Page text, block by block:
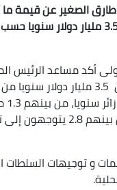
الصغير عن قيمة ما
الجزائريون من أجل عطلهم و تنقلاتهم داخل الوطن و خارجه،و
أكد مساعد الرئيس
لمجمع فندقة سياحة حمامات معدنية، طارق الصغير أن الجزائريين
و
دولة تونس لأسباب تجارية ، في حين يخرج من الجزائر 5.73
و توجيهات السلطات